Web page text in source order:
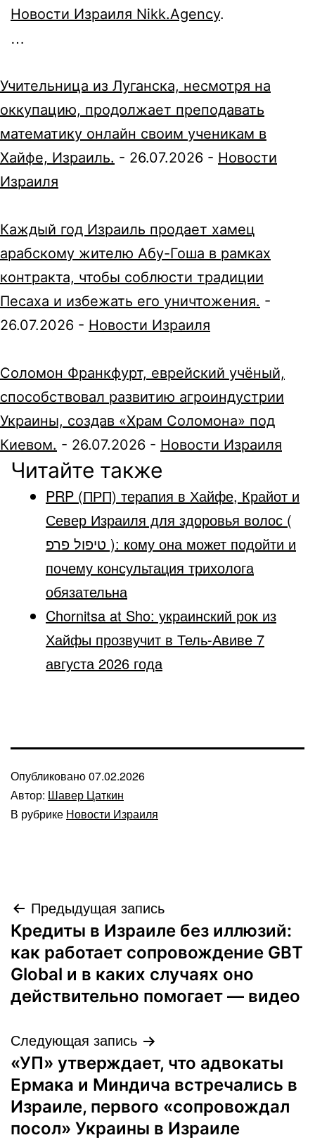
Новости Израиля Nikk.Agency.
…
Учительница из Луганска, несмотря на
оккупацию, продолжает преподавать
математику онлайн своим ученикам в
Хайфе, Израиль. - 26.07.2026 - Новости
Израиля
Каждый год Израиль продает хамец
арабскому жителю Абу-Гоша в рамках
контракта, чтобы соблюсти традиции
Песаха и избежать его уничтожения. -
26.07.2026 - Новости Израиля
Соломон Франкфурт, еврейский учёный,
способствовал развитию агроиндустрии
Украины, создав «Храм Соломона» под
Киевом. - 26.07.2026 - Новости Израиля
Читайте также
PRP (ПРП) терапия в Хайфе, Крайот и
Север Израиля для здоровья волос (
טיפול פרפ ): кому она может подойти и
почему консультация трихолога
обязательна
Chornitsa at Sho: украинский рок из
Хайфы прозвучит в Тель-Авиве 7
августа 2026 года
Опубликовано07.02.2026
Автор: Шавер Цаткин
В рубрике Новости Израиля
Навигация
по
записям
Предыдущая запись
Кредиты в Израиле без иллюзий:
как работает сопровождение GBT
Global и в каких случаях оно
действительно помогает — видео
Следующая запись
«УП» утверждает, что адвокаты
Ермака и Миндича встречались в
Израиле, первого «сопровождал
посол» Украины в Израиле